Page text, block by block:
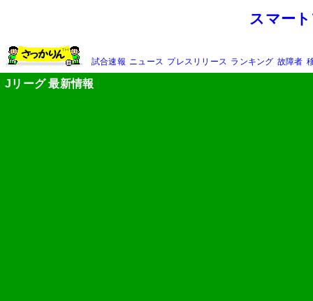
スマー
試合速報 ニュース プレスリリース ランキング 故障者
Jリーグ 最新情報